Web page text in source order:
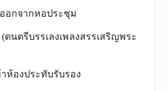
จากหอประชุม
ลงเพลงสรรเสริญพระ
งประทับรับรอง